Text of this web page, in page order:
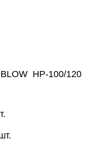
HP-100/120